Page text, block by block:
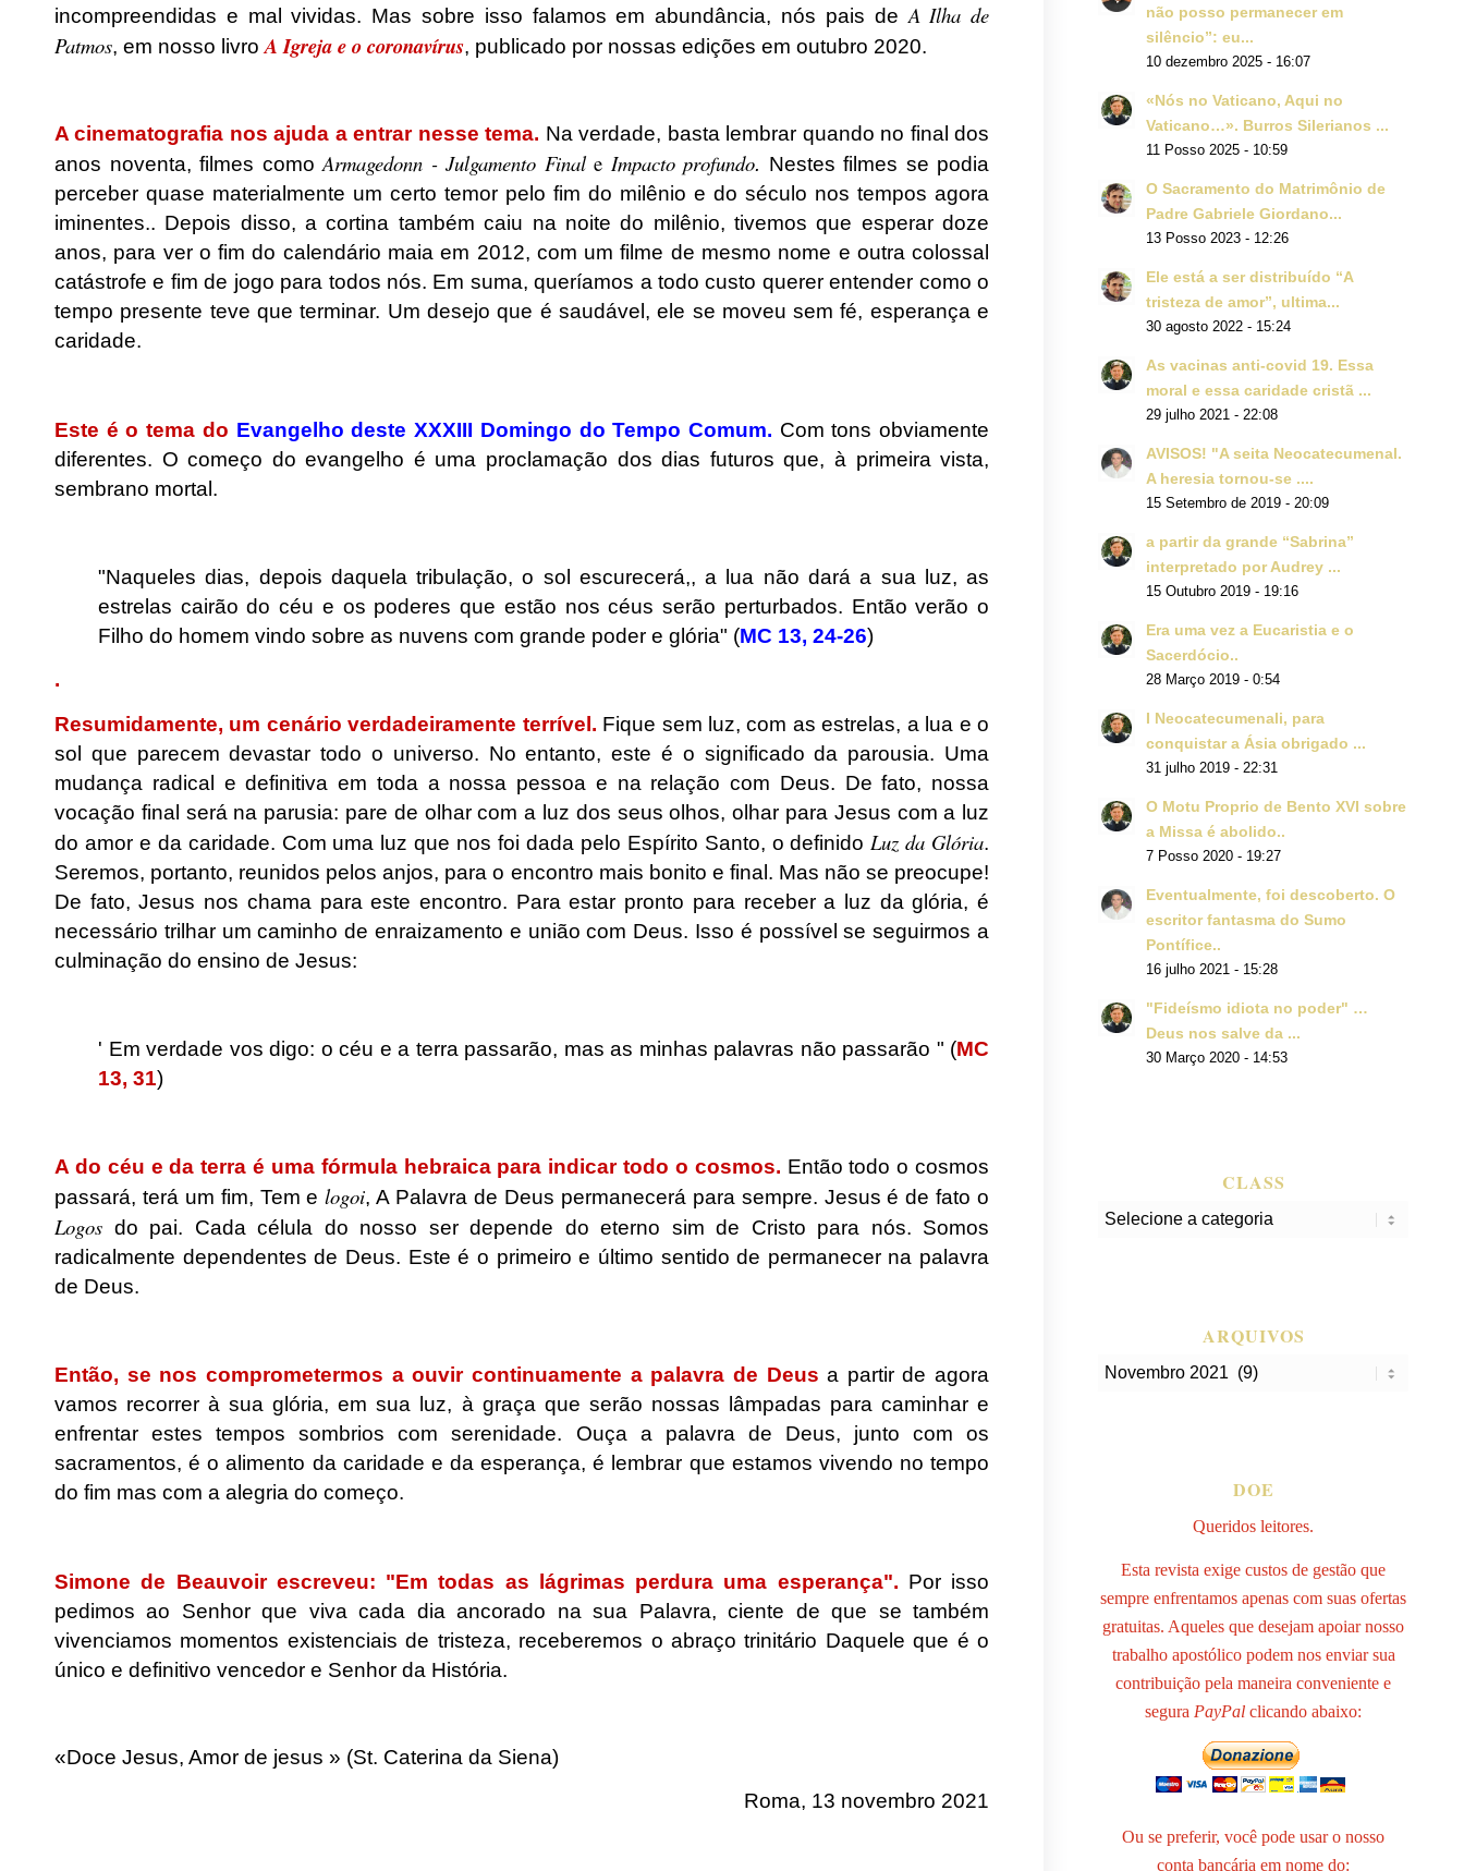
incompreendidas e mal vividas. Mas sobre isso falamos em abundância, nós pais de A Ilha de
Patmos, em nosso livro A Igreja e o coronavírus, publicado por nossas edições em outubro 2020.
A cinematografia nos ajuda a entrar nesse tema. Na verdade, basta lembrar quando no final dos
anos noventa, filmes comoArmagedonn - Julgamento Finale Impacto profundo. Nestes filmes se podia
perceber quase materialmente um certo temor pelo fim do milênio e do século nos tempos agora
iminentes.. Depois disso, a cortina também caiu na noite do milênio, tivemos que esperar doze
anos, para ver o fim do calendário maia em 2012, com um filme de mesmo nome e outra colossal
catástrofe e fim de jogo para todos nós. Em suma, queríamos a todo custo querer entender como o
tempo presente teve que terminar. Um desejo que é saudável, ele se moveu sem fé, esperança e
caridade.
Este é o tema do Evangelho deste XXXIII Domingo do Tempo Comum. Com tons obviamente
diferentes. O começo do evangelho é uma proclamação dos dias futuros que, à primeira vista,
sembrano mortal.
"Naqueles dias, depois daquela tribulação, o sol escurecerá,, a lua não dará a sua luz, as
estrelas cairão do céu e os poderes que estão nos céus serão perturbados. Então verão o
Filho do homem vindo sobre as nuvens com grande poder e glória" (MC 13, 24-26)
.
Resumidamente, um cenário verdadeiramente terrível. Fique sem luz, com as estrelas, a lua e o
sol que parecem devastar todo o universo. No entanto, este é o significado da parousia. Uma
mudança radical e definitiva em toda a nossa pessoa e na relação com Deus. De fato, nossa
vocação final será na parusia: pare de olhar com a luz dos seus olhos, olhar para Jesus com a luz
do amor e da caridade. Com uma luz que nos foi dada pelo Espírito Santo, o definido Luz da Glória.
Seremos, portanto, reunidos pelos anjos, para o encontro mais bonito e final. Mas não se preocupe!
De fato, Jesus nos chama para este encontro. Para estar pronto para receber a luz da glória, é
necessário trilhar um caminho de enraizamento e união com Deus. Isso é possível se seguirmos a
culminação do ensino de Jesus:
' Em verdade vos digo: o céu e a terra passarão, mas as minhas palavras não passarão " (MC
13, 31)
A do céu e da terra é uma fórmula hebraica para indicar todo o cosmos. Então todo o cosmos
passará, terá um fim, Tem elogoi, A Palavra de Deus permanecerá para sempre. Jesus é de fato o
Logos do pai. Cada célula do nosso ser depende do eterno sim de Cristo para nós. Somos
radicalmente dependentes de Deus. Este é o primeiro e último sentido de permanecer na palavra
de Deus.
Então, se nos comprometermos a ouvir continuamente a palavra de Deus a partir de agora
vamos recorrer à sua glória, em sua luz, à graça que serão nossas lâmpadas para caminhar e
enfrentar estes tempos sombrios com serenidade. Ouça a palavra de Deus, junto com os
sacramentos, é o alimento da caridade e da esperança, é lembrar que estamos vivendo no tempo
do fim mas com a alegria do começo.
Simone de Beauvoir escreveu: "Em todas as lágrimas perdura uma esperança". Por isso
pedimos ao Senhor que viva cada dia ancorado na sua Palavra, ciente de que se também
vivenciamos momentos existenciais de tristeza, receberemos o abraço trinitário Daquele que é o
único e definitivo vencedor e Senhor da História.
«Doce Jesus, Amor de jesus » (St. Caterina da Siena)
Roma, 13 novembro 2021
não posso permanecer em
silêncio”: eu...
10 dezembro 2025 - 16:07
«Nós no Vaticano, Aqui no
Vaticano…». Burros Silerianos ...
11 Posso 2025 - 10:59
O Sacramento do Matrimônio de
Padre Gabriele Giordano...
13 Posso 2023 - 12:26
Ele está a ser distribuído “A
tristeza de amor”, ultima...
30 agosto 2022 - 15:24
As vacinas anti-covid 19. Essa
moral e essa caridade cristã ...
29 julho 2021 - 22:08
AVISOS! "A seita Neocatecumenal.
A heresia tornou-se ....
15 Setembro de 2019 - 20:09
a partir da grande “Sabrina”
interpretado por Audrey ...
15 Outubro 2019 - 19:16
Era uma vez a Eucaristia e o
Sacerdócio..
28 Março 2019 - 0:54
I Neocatecumenali, para
conquistar a Ásia obrigado ...
31 julho 2019 - 22:31
O Motu Proprio de Bento XVI sobre
a Missa é abolido..
7 Posso 2020 - 19:27
Eventualmente, foi descoberto. O
escritor fantasma do Sumo
Pontífice..
16 julho 2021 - 15:28
"Fideísmo idiota no poder" …
Deus nos salve da ...
30 Março 2020 - 14:53
CLASS
class
ARQUIVOS
DOE
Queridos leitores.
Esta revista exige custos de gestão que
sempre enfrentamos apenas com suas ofertas
gratuitas. Aqueles que desejam apoiar nosso
trabalho apostólico podem nos enviar sua
contribuição pela maneira conveniente e
segura PayPal clicando abaixo:
Ou se preferir, você pode usar o nosso
conta bancária em nome do: